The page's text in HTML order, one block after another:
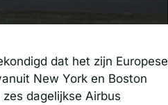
dat het zijn Europese
New York en Boston
dagelijkse Airbus